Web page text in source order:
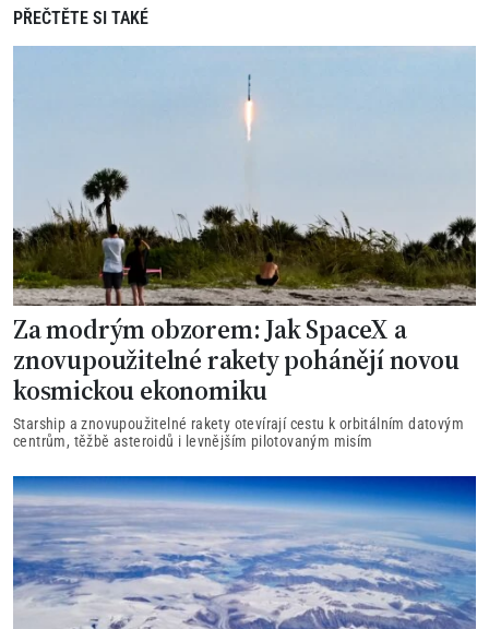
PŘEČTĚTE SI TAKÉ
Za modrým obzorem: Jak SpaceX a
znovupoužitelné rakety pohánějí novou
kosmickou ekonomiku
Starship a znovupoužitelné rakety otevírají cestu k orbitálním datovým
centrům, těžbě asteroidů i levnějším pilotovaným misím